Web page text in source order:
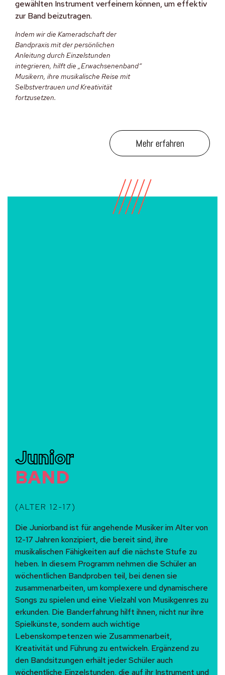
gewählten Instrument verfeinern können, um effektiv
zur Band beizutragen.
Indem wir die Kameradschaft der
Bandpraxis mit der persönlichen
Anleitung durch Einzelstunden
integrieren, hilft die „Erwachsenenband“
Musikern, ihre musikalische Reise mit
Selbstvertrauen und Kreativität
fortzusetzen.
Mehr erfahren
Junior
BAND
(ALTER 12-17)
Die Juniorband ist für angehende Musiker im Alter von
12-17 Jahren konzipiert, die bereit sind, ihre
musikalischen Fähigkeiten auf die nächste Stufe zu
heben. In diesem Programm nehmen die Schüler an
wöchentlichen Bandproben teil, bei denen sie
zusammenarbeiten, um komplexere und dynamischere
Songs zu spielen und eine Vielzahl von Musikgenres zu
erkunden. Die Banderfahrung hilft ihnen, nicht nur ihre
Spielkünste, sondern auch wichtige
Lebenskompetenzen wie Zusammenarbeit,
Kreativität und Führung zu entwickeln. Ergänzend zu
den Bandsitzungen erhält jeder Schüler auch
wöchentliche Einzelstunden, die auf ihr Instrument und